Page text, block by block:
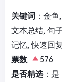
关键词 ：金
文本总结, 句
记忆, 快速回
票数:
576
是否精选：是